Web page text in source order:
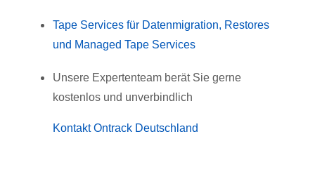
Tape Services für Datenmigration, Restores
und Managed Tape Services
Unsere Expertenteam berät Sie gerne
kostenlos und unverbindlich
Kontakt Ontrack Deutschland